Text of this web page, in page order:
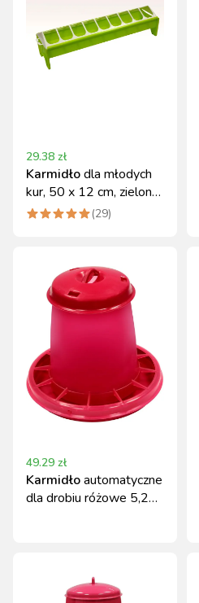
29.38 zł
Karmidłodla młodych
kur, 50 x 12 cm, zielone,
Novital
(29)
49.29 zł
Karmidłoautomatyczne
dla drobiu różowe 5,25 l